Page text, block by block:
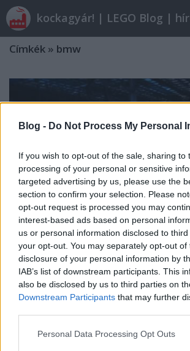
Blog - Do Not Process My Personal
If you wish to opt-out of the sale, sharing to
processing of your personal or sensitive
targeted advertising by us, please use the
section to confirm your selection. Please
opt-out request is processed you may
interest-based ads based on personal
us or personal information disclosed to
your opt-out. You may separately opt-out of
disclosure of your personal information by
IAB’s list of downstream participants. This
also be disclosed by us to third parties on
Downstream Participants that may further
Please note that this website/app uses one
Personal Data Processing Opt Outs
Címkék » bmw
Röviden: linkek, egyebek
Rékocs •2011. szeptember 23.
Az eheti összeállítás nagyon
sikeredett (nem az édességről van